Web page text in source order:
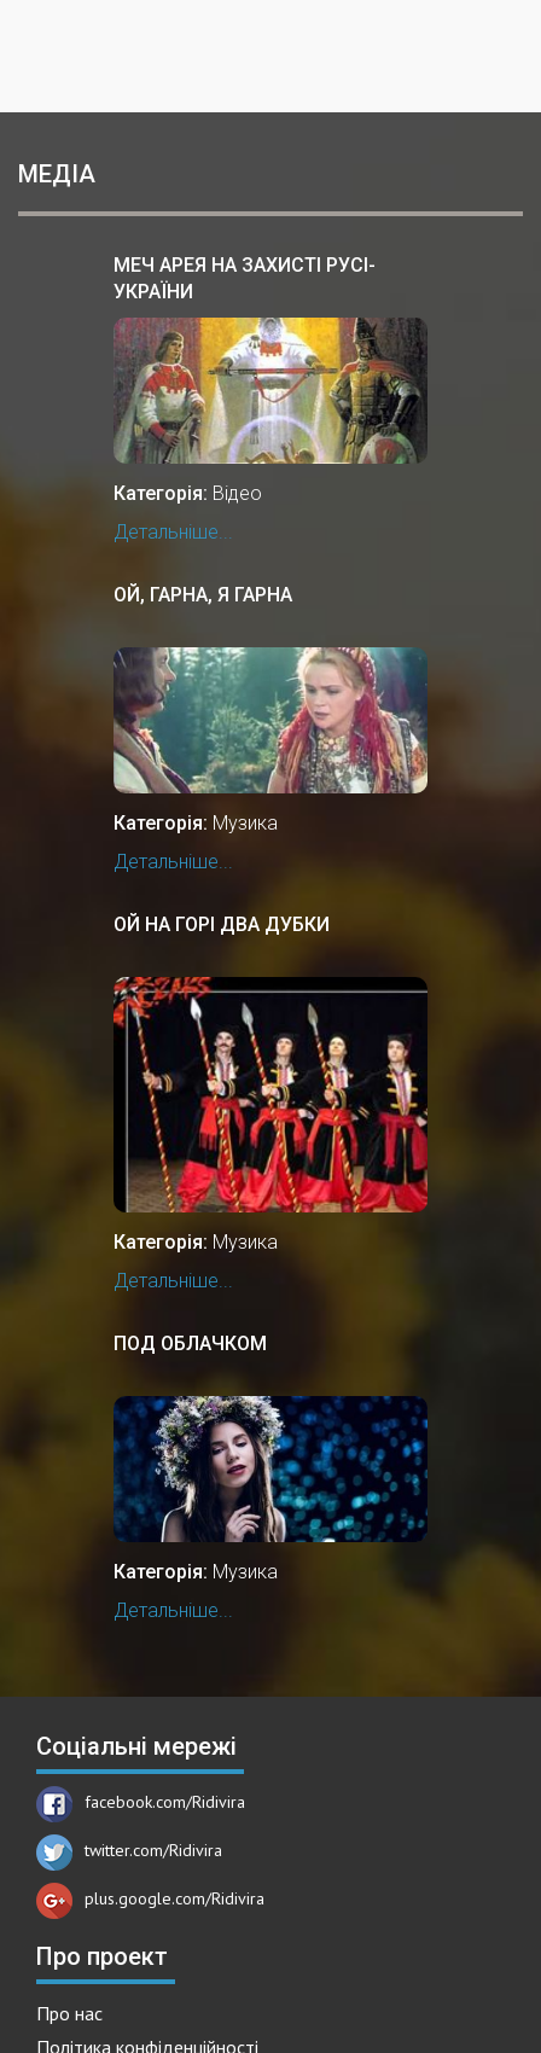
МЕДІА
МЕЧ АРЕЯ НА ЗАХИСТІ РУСІ-
УКРАЇНИ
Категорія: Відео
Детальніше...
ОЙ, ГАРНА, Я ГАРНА
Категорія: Музика
Детальніше...
ОЙ НА ГОРІ ДВА ДУБКИ
Категорія: Музика
Детальніше...
ПОД ОБЛАЧКОМ
Категорія: Музика
Детальніше...
Соціальні мережі
facebook.com/Ridivira
twitter.com/Ridivira
plus.google.com/Ridivira
Про проект
Про нас
Політика конфіденційності